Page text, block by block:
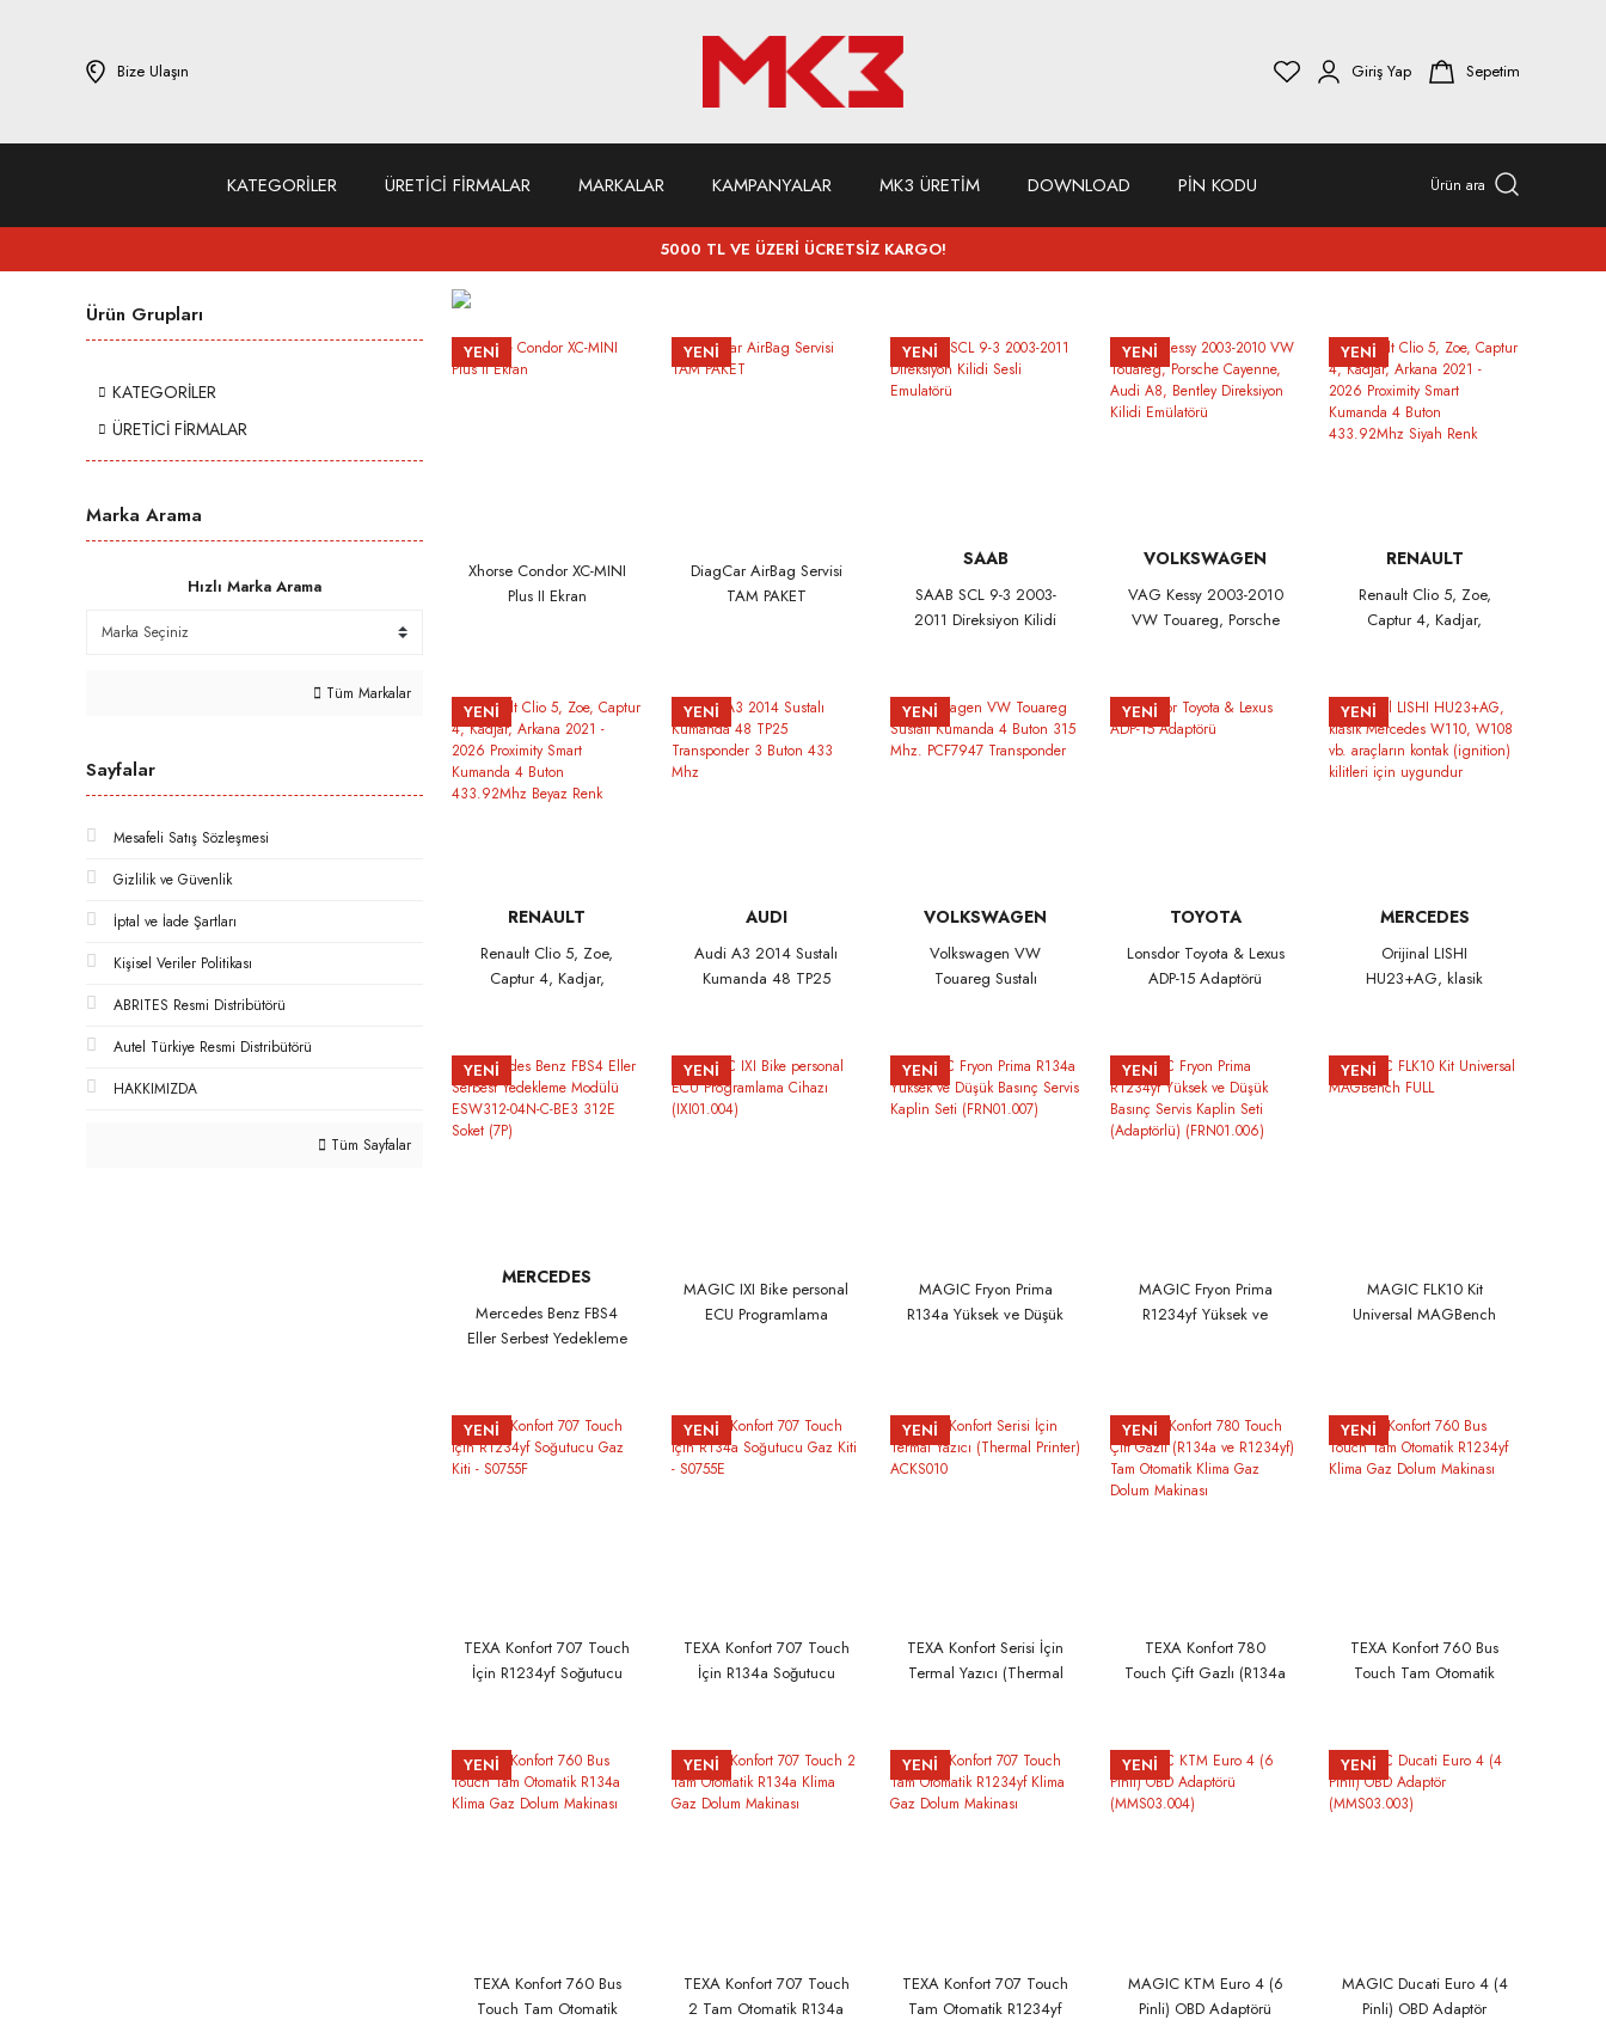
Bize Ulaşın Giriş Yap Sepetim
KATEGORİLER ÜRETİCİ FİRMALAR MARKALAR KAMPANYALAR MK3 ÜRETİM DOWNLOAD PİN KODU Ürün ara
5000 TL VE ÜZERİ ÜCRETSİZ KARGO!
Ürün Grupları
KATEGORİLER
ÜRETİCİ FİRMALAR
Marka Arama
Hızlı Marka Arama
Tüm Markalar
Sayfalar
Mesafeli Satış Sözleşmesi
Gizlilik ve Güvenlik
İptal ve İade Şartları
Kişisel Veriler Politikası
ABRITES Resmi Distribütörü
Autel Türkiye Resmi Distribütörü
HAKKIMIZDA
Tüm Sayfalar
YENİ
Xhorse Condor XC-MINI
Plus II Ekran
YENİ
DiagCar AirBag Servisi
TAM PAKET
YENİ
SAAB
SAAB SCL 9-3 2003-
2011 Direksiyon Kilidi
YENİ
VOLKSWAGEN
VAG Kessy 2003-2010
VW Touareg, Porsche
YENİ
RENAULT
Renault Clio 5, Zoe,
Captur 4, Kadjar,
Kumanda 4 Buton
433.92Mhz Siyah Renk
YENİ
RENAULT
Renault Clio 5, Zoe,
Captur 4, Kadjar,
Kumanda 4 Buton
433.92Mhz Beyaz Renk
YENİ
AUDI
Audi A3 2014 Sustalı
Kumanda 48 TP25
YENİ
VOLKSWAGEN
Volkswagen VW
Touareg Sustalı
Transponder
YENİ
TOYOTA
Lonsdor Toyota & Lexus
ADP-15 Adaptörü
YENİ
MERCEDES
Orijinal LISHI
HU23+AG, klasik
(ignition) kilitleri için
uygundur
YENİ
MERCEDES
Mercedes Benz FBS4
Eller Serbest Yedekleme
YENİ
MAGIC IXI Bike personal
ECU Programlama
YENİ
MAGIC Fryon Prima
R134a Yüksek ve Düşük
YENİ
MAGIC Fryon Prima
R1234yf Yüksek ve
YENİ
MAGIC FLK10 Kit
Universal MAGBench
YENİ
TEXA Konfort 707 Touch
İçin R1234yf Soğutucu
YENİ
TEXA Konfort 707 Touch
İçin R134a Soğutucu
YENİ
TEXA Konfort Serisi İçin
Termal Yazıcı (Thermal
YENİ
TEXA Konfort 780
Touch Çift Gazlı (R134a
Dolum Makinası
YENİ
TEXA Konfort 760 Bus
Touch Tam Otomatik
YENİ
TEXA Konfort 760 Bus
Touch Tam Otomatik
YENİ
TEXA Konfort 707 Touch
2 Tam Otomatik R134a
YENİ
TEXA Konfort 707 Touch
Tam Otomatik R1234yf
YENİ
MAGIC KTM Euro 4 (6
Pinli) OBD Adaptörü
YENİ
MAGIC Ducati Euro 4 (4
Pinli) OBD Adaptör